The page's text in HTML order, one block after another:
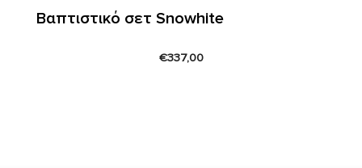
Βαπτιστικό σετ Snowhite
€337,00